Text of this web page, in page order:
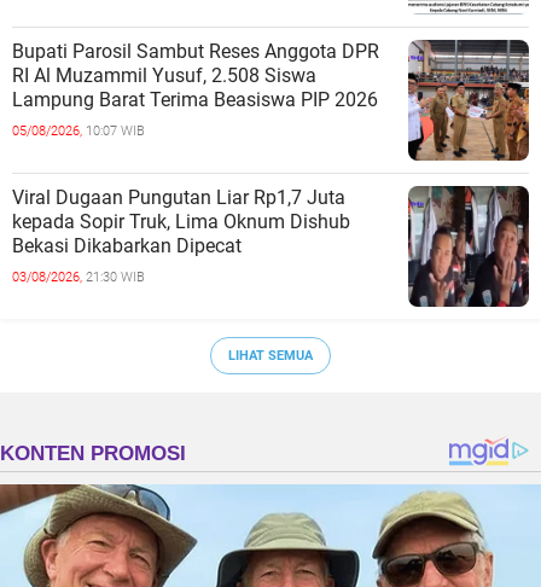
Bupati Parosil Sambut Reses Anggota DPR
RI Al Muzammil Yusuf, 2.508 Siswa
Lampung Barat Terima Beasiswa PIP 2026
05/08/2026, 10:07 WIB
Viral Dugaan Pungutan Liar Rp1,7 Juta
kepada Sopir Truk, Lima Oknum Dishub
Bekasi Dikabarkan Dipecat
03/08/2026, 21:30 WIB
LIHAT SEMUA